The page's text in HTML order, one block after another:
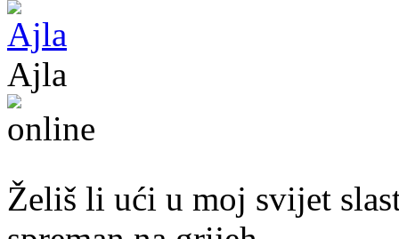
Ajla
Želiš li ući u moj svijet